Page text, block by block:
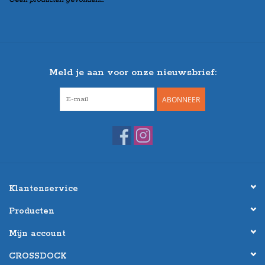
Meld je aan voor onze nieuwsbrief:
ABONNEER
Klantenservice
Producten
Mijn account
CROSSDOCK